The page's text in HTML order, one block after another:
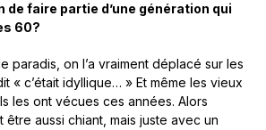
de faire partie d’une génération qui
60?
paradis, on l’a vraiment déplacé sur les
« c’était idyllique… » Et même les vieux
les ont vécues ces années. Alors
être aussi chiant, mais juste avec un